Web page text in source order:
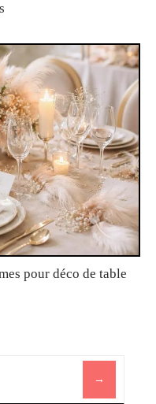
pour déco de table